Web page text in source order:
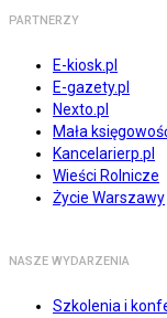
PARTNERZY
E-kiosk.pl
E-gazety.pl
Nexto.pl
Mała
Kancelarierp.pl
Wieści Rolnicze
Życie Warszawy
NASZE WYDARZENIA
Szkolenia i